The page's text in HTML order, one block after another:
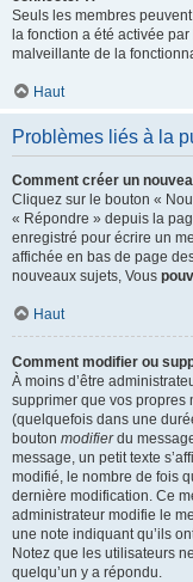
Seuls les membres
la fonction a été activée
malveillante de la
Haut
Problèmes liés à la
Comment créer un
Cliquez sur le bouton «
« Répondre » depuis la
enregistré pour écrire un
affichée en bas de page
nouveaux sujets, Vous
Haut
Comment modifier ou
À moins d’être
supprimer que vos propres
(quelquefois dans une
bouton modifierdu
message, un petit texte
modifié, le nombre de fois
dernière modification. Ce
administrateur modifie le
une note indiquant qu’ils
Notez que les utilisateurs
quelqu’un y a répondu.